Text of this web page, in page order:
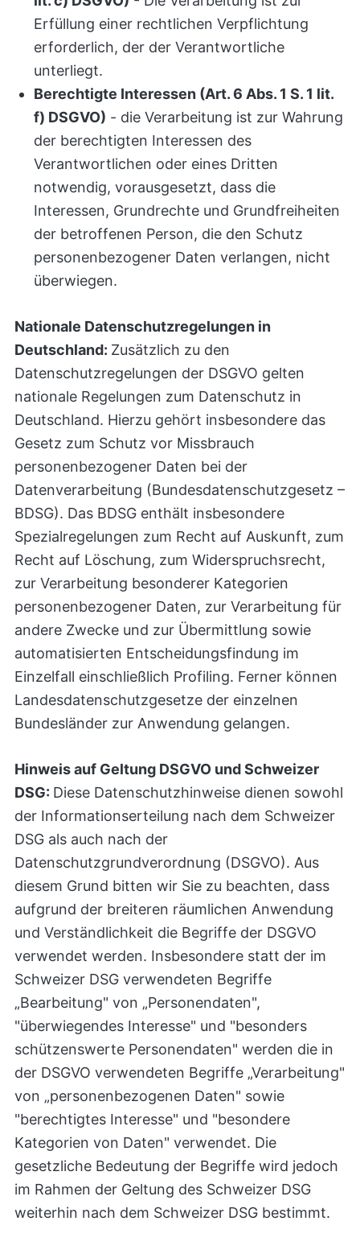
Erfüllung einer rechtlichen Verpflichtung
erforderlich, der der Verantwortliche
unterliegt.
Berechtigte Interessen (Art. 6 Abs. 1 S. 1 lit.
f) DSGVO) - die Verarbeitung ist zur Wahrung
der berechtigten Interessen des
Verantwortlichen oder eines Dritten
notwendig, vorausgesetzt, dass die
Interessen, Grundrechte und Grundfreiheiten
der betroffenen Person, die den Schutz
personenbezogener Daten verlangen, nicht
überwiegen.
Nationale Datenschutzregelungen in
Deutschland: Zusätzlich zu den
Datenschutzregelungen der DSGVO gelten
nationale Regelungen zum Datenschutz in
Deutschland. Hierzu gehört insbesondere das
Gesetz zum Schutz vor Missbrauch
personenbezogener Daten bei der
Datenverarbeitung (Bundesdatenschutzgesetz –
BDSG). Das BDSG enthält insbesondere
Spezialregelungen zum Recht auf Auskunft, zum
Recht auf Löschung, zum Widerspruchsrecht,
zur Verarbeitung besonderer Kategorien
personenbezogener Daten, zur Verarbeitung für
andere Zwecke und zur Übermittlung sowie
automatisierten Entscheidungsfindung im
Einzelfall einschließlich Profiling. Ferner können
Landesdatenschutzgesetze der einzelnen
Bundesländer zur Anwendung gelangen.
Hinweis auf Geltung DSGVO und Schweizer
DSG: Diese Datenschutzhinweise dienen sowohl
der Informationserteilung nach dem Schweizer
DSG als auch nach der
Datenschutzgrundverordnung (DSGVO). Aus
diesem Grund bitten wir Sie zu beachten, dass
aufgrund der breiteren räumlichen Anwendung
und Verständlichkeit die Begriffe der DSGVO
verwendet werden. Insbesondere statt der im
Schweizer DSG verwendeten Begriffe
„Bearbeitung" von „Personendaten",
"überwiegendes Interesse" und "besonders
schützenswerte Personendaten" werden die in
der DSGVO verwendeten Begriffe „Verarbeitung"
von „personenbezogenen Daten" sowie
"berechtigtes Interesse" und "besondere
Kategorien von Daten" verwendet. Die
gesetzliche Bedeutung der Begriffe wird jedoch
im Rahmen der Geltung des Schweizer DSG
weiterhin nach dem Schweizer DSG bestimmt.